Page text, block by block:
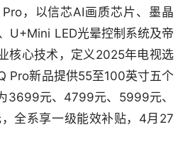
，以信芯AI画质芯片、墨晶
U+Mini LED光晕控制系统及帝
核心技术，定义2025年电视选
Pro新品提供55至100英寸五个
3699元、4799元、5999元、
全系享一级能效补贴，4月27